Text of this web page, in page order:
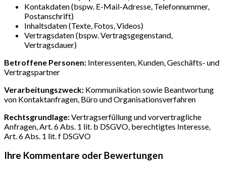
Kontakdaten (bspw. E-Mail-Adresse, Telefonnummer,
Postanschrift)
Inhaltsdaten (Texte, Fotos, Videos)
Vertragsdaten (bspw. Vertragsgegenstand,
Vertragsdauer)
Betroffene Personen: Interessenten, Kunden, Geschäfts- und
Vertragspartner
Verarbeitungszweck: Kommunikation sowie Beantwortung
von Kontaktanfragen, Büro und Organisationsverfahren
Rechtsgrundlage:Vertragserfüllung und vorvertragliche
Anfragen, Art. 6 Abs. 1 lit. b DSGVO, berechtigtes Interesse,
Art. 6 Abs. 1 lit. f DSGVO
Ihre Kommentare oder Bewertungen